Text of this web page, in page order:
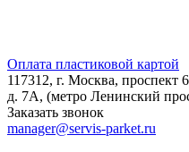
Оплата пластиковой картой
117312, г. Москва, проспект
д. 7А, (метро Ленинский
Заказать звонок
manager@servis-parket.ru